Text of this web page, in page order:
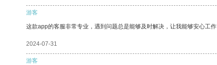
游客
这款app的客服非常专业，遇到问题总是能够及时解决，让我能够安心工
2024-07-31
游客